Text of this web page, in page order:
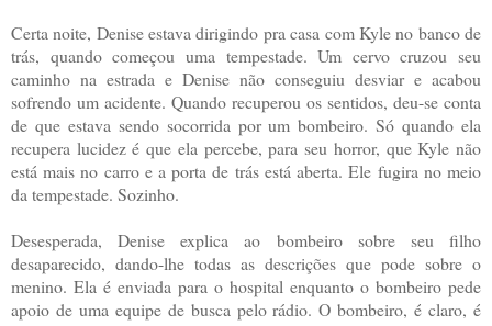
Certa noite, Denise estava dirigindo pra casa com Kyle no banco de
trás, quando começou uma tempestade. Um cervo cruzou seu
caminho na estrada e Denise não conseguiu desviar e acabou
sofrendo um acidente. Quando recuperou os sentidos, deu-se conta
de que estava sendo socorrida por um bombeiro. Só quando ela
recupera lucidez é que ela percebe, para seu horror, que Kyle não
está mais no carro e a porta de trás está aberta. Ele fugira no meio
da tempestade. Sozinho.
Desesperada, Denise explica ao bombeiro sobre seu filho
desaparecido, dando-lhe todas as descrições que pode sobre o
menino. Ela é enviada para o hospital enquanto o bombeiro pede
apoio de uma equipe de busca pelo rádio. O bombeiro, é claro, é